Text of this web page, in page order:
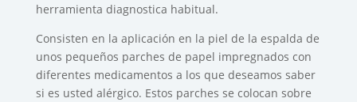
herramienta diagnostica habitual.
Consisten en la aplicación en la piel de la espalda de
unos pequeños parches de papel impregnados con
diferentes medicamentos a los que deseamos saber
si es usted alérgico. Estos parches se colocan sobre